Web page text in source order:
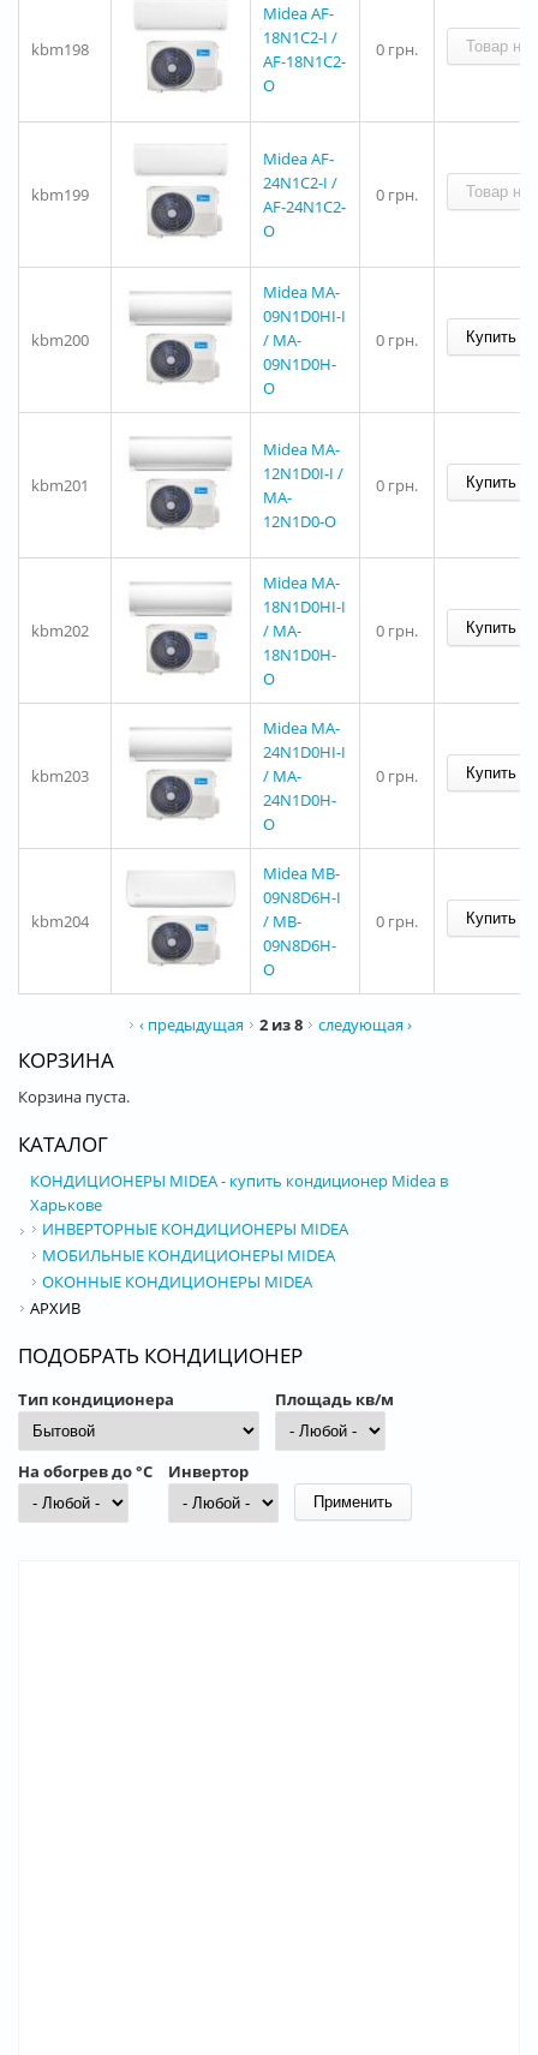
kbm198
Midea AF-
18N1C2-I /
AF-18N1C2-
O
0 грн.
kbm199
Midea AF-
24N1C2-I /
AF-24N1C2-
O
0 грн.
kbm200
Midea MA-
09N1D0HI-I
/ MA-
09N1D0H-
O
0 грн.
kbm201
Midea MA-
12N1D0I-I /
MA-
12N1D0-O
0 грн.
kbm202
Midea MA-
18N1D0HI-I
/ MA-
18N1D0H-
O
0 грн.
kbm203
Midea MA-
24N1D0HI-I
/ MA-
24N1D0H-
O
0 грн.
kbm204
Midea MB-
09N8D6H-I
/ MB-
09N8D6H-
O
0 грн.
‹ предыдущая 2 из 8 следующая ›
КОРЗИНА
Корзина пуста.
КАТАЛОГ
КОНДИЦИОНЕРЫ MIDEA - купить кондиционер Midea в
Харькове
ИНВЕРТОРНЫЕ КОНДИЦИОНЕРЫ MIDEA
МОБИЛЬНЫЕ КОНДИЦИОНЕРЫ MIDEA
ОКОННЫЕ КОНДИЦИОНЕРЫ MIDEA
АРХИВ
ПОДОБРАТЬ КОНДИЦИОНЕР
Тип кондиционера Площадь кв/м
На обогрев до °С Инвертор